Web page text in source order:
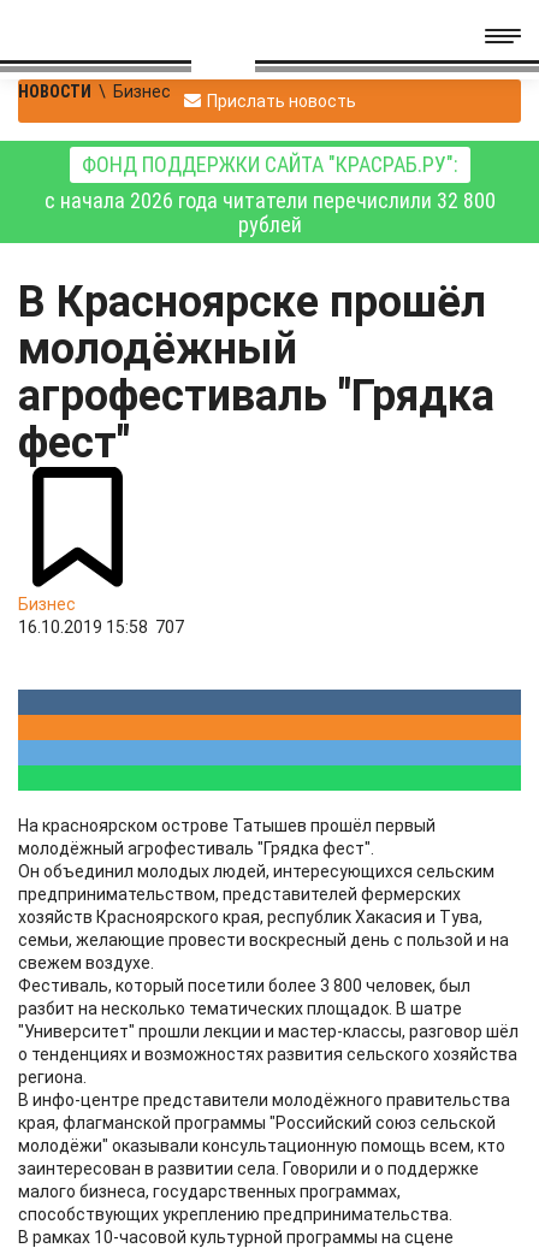
НОВОСТИ \ Бизнес Прислать новость
ФОНД ПОДДЕРЖКИ САЙТА "КРАСРАБ.РУ":
с начала 2026 года читатели перечислили 32 800
рублей
В Красноярске прошёл
молодёжный
агрофестиваль "Грядка
фест"
Бизнес
16.10.2019 15:58 707
На красноярском острове Татышев прошёл первый
молодёжный агрофестиваль "Грядка фест".
Он объединил молодых людей, интересующихся сельским
предпринимательством, представителей фермерских
хозяйств Красноярского края, республик Хакасия и Тува,
семьи, желающие провести воскресный день с пользой и на
свежем воздухе.
Фестиваль, который посетили более 3 800 человек, был
разбит на несколько тематических площадок. В шатре
"Университет" прошли лекции и мастер-классы, разговор шёл
о тенденциях и возможностях развития сельского хозяйства
региона.
В инфо-центре представители молодёжного правительства
края, флагманской программы "Российский союз сельской
молодёжи" оказывали консультационную помощь всем, кто
заинтересован в развитии села. Говорили и о поддержке
малого бизнеса, государственных программах,
способствующих укреплению предпринимательства.
В рамках 10-часовой культурной программы на сцене